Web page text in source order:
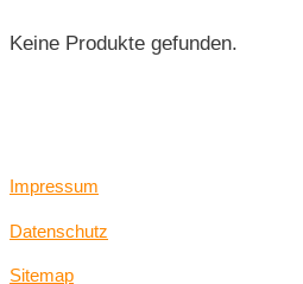
Keine Produkte gefunden.
Impressum
Datenschutz
Sitemap